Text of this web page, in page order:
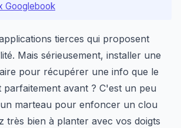
Googlebook
tierces qui proposent
Mais sérieusement, installer une
pour récupérer une info que le
parfaitement avant ? C'est un peu
marteau pour enfoncer un clou
très bien à planter avec vos doigts